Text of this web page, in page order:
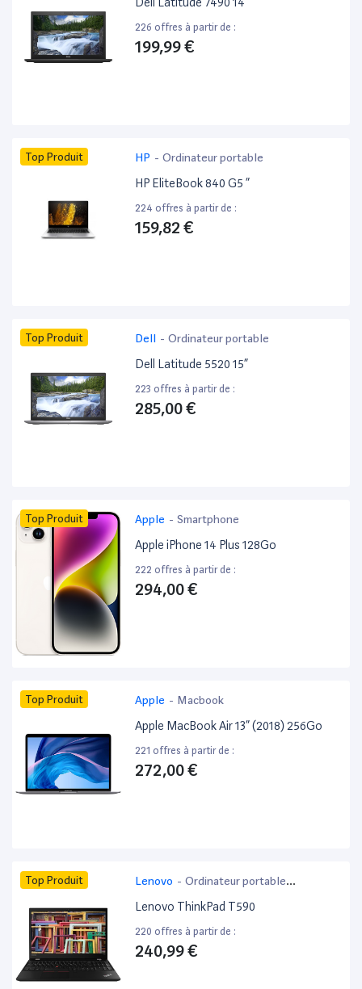
226 offres à partir de :
199,99 €
Top Produit HP - Ordinateur portable
HP EliteBook 840 G5 ”
224 offres à partir de :
159,82 €
Top Produit Dell - Ordinateur portable
Dell Latitude 5520 15”
223 offres à partir de :
285,00 €
Top Produit Apple - Smartphone
Apple iPhone 14 Plus 128Go
222 offres à partir de :
294,00 €
Top Produit Apple - Macbook
Apple MacBook Air 13” (2018) 256Go
221 offres à partir de :
272,00 €
Top Produit Lenovo - Ordinateur portable
bureautique
Lenovo ThinkPad T590
220 offres à partir de :
240,99 €